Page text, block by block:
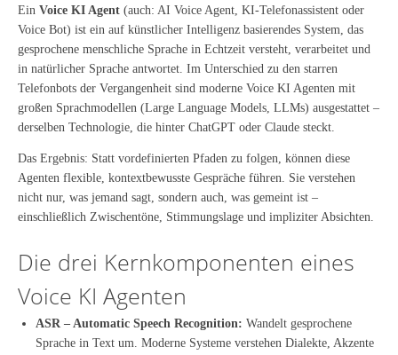
Ein Voice KI Agent (auch: AI Voice Agent, KI-Telefonassistent oder
Voice Bot) ist ein auf künstlicher Intelligenz basierendes System, das
gesprochene menschliche Sprache in Echtzeit versteht, verarbeitet und
in natürlicher Sprache antwortet. Im Unterschied zu den starren
Telefonbots der Vergangenheit sind moderne Voice KI Agenten mit
großen Sprachmodellen (Large Language Models, LLMs) ausgestattet –
derselben Technologie, die hinter ChatGPT oder Claude steckt.
Das Ergebnis: Statt vordefinierten Pfaden zu folgen, können diese
Agenten flexible, kontextbewusste Gespräche führen. Sie verstehen
nicht nur, was jemand sagt, sondern auch, was gemeint ist –
einschließlich Zwischentöne, Stimmungslage und impliziter Absichten.
Die drei Kernkomponenten eines
Voice KI Agenten
ASR – Automatic Speech Recognition: Wandelt gesprochene
Sprache in Text um. Moderne Systeme verstehen Dialekte, Akzente